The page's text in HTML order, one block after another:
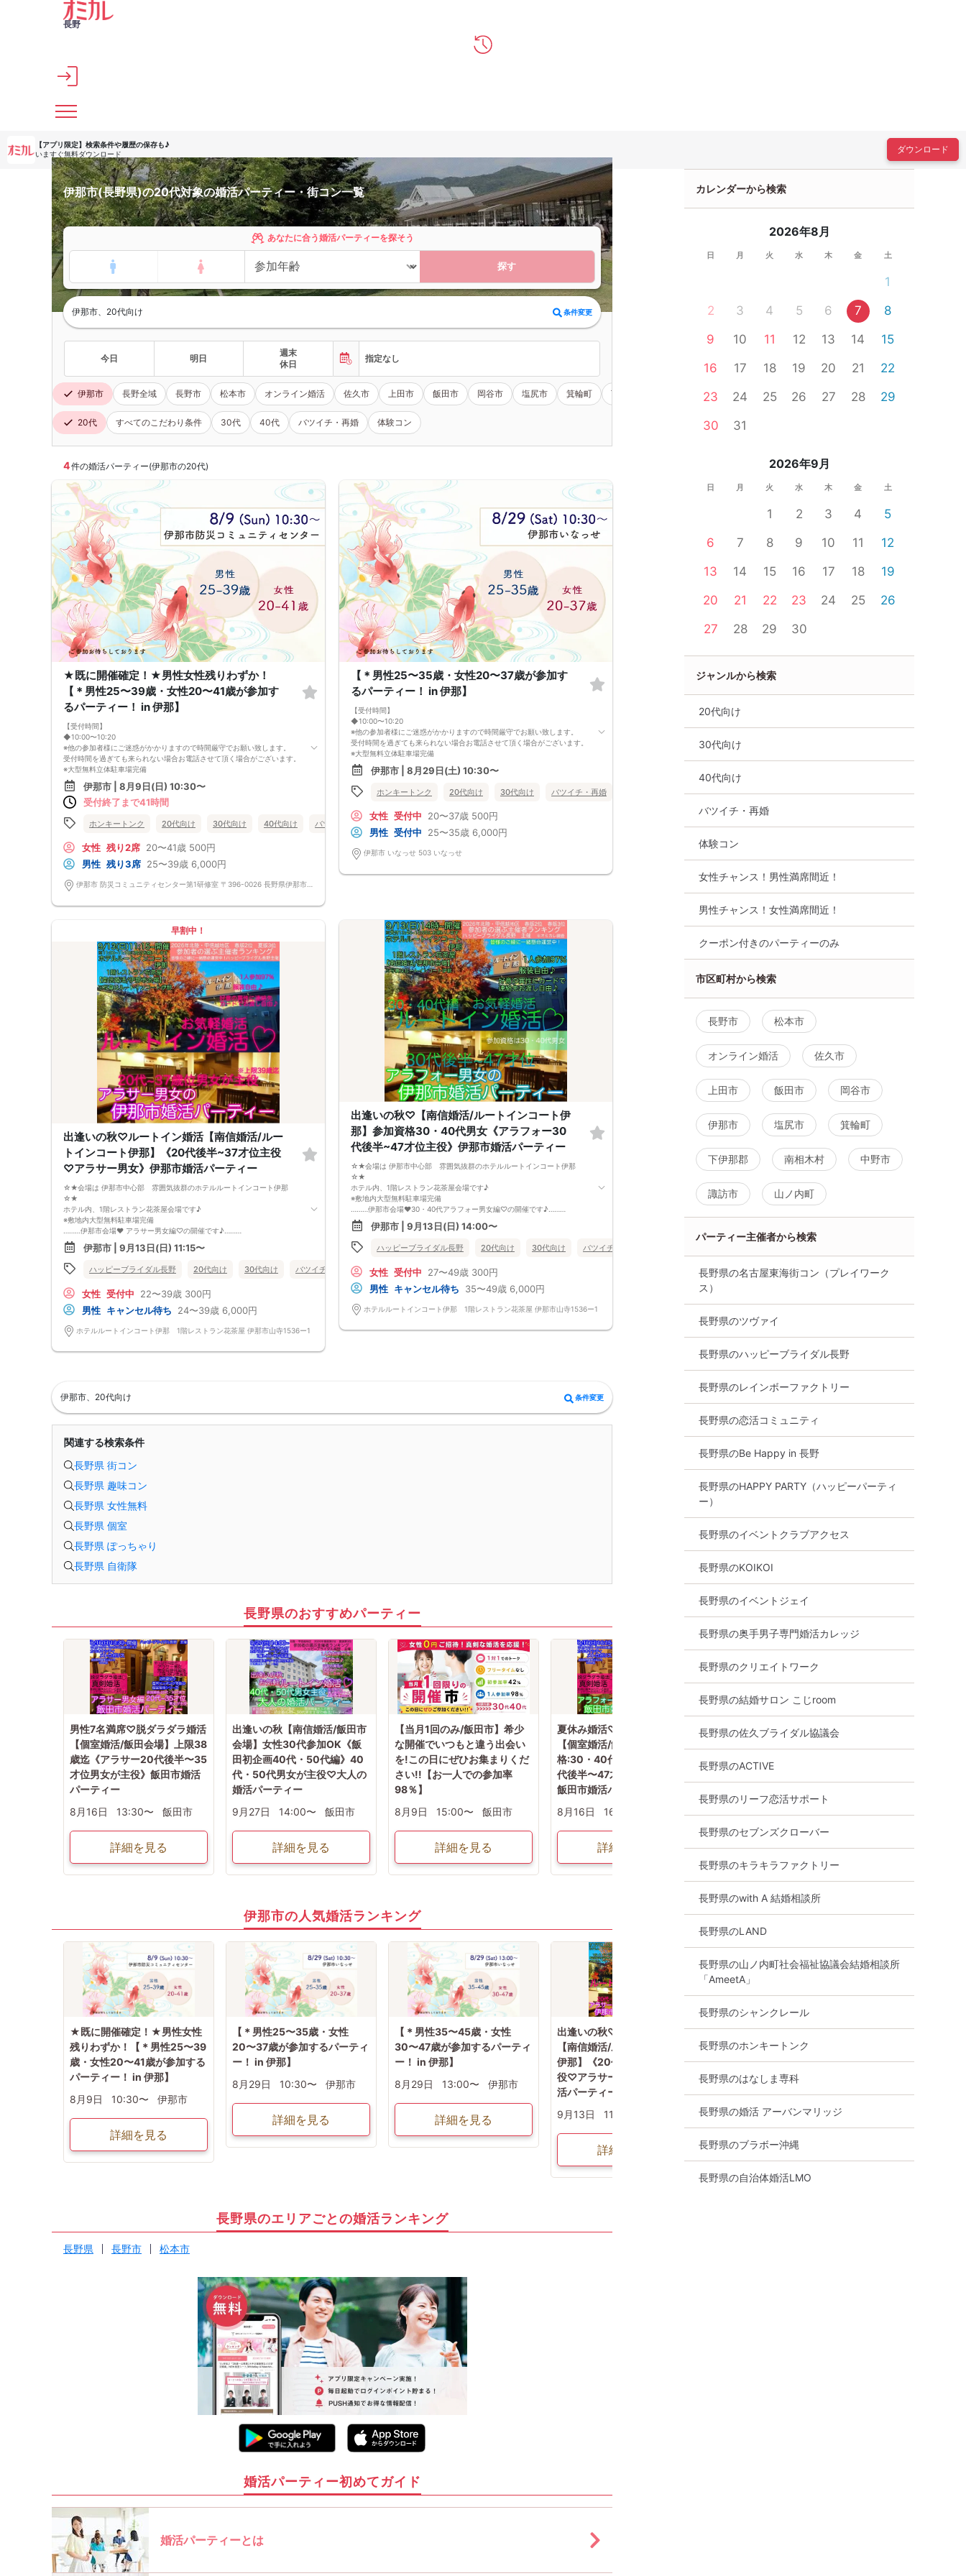
メインコンテンツへスキップ
長野
【アプリ限定】 検索条件や履歴の保存も♪
いますぐ無料ダウンロード
ダウンロード
伊那市(長野県)の20代対象の婚活パーティー・街コン一覧
あなたに合う婚活パーティーを探そう
探す
伊那市、20代向け 条件変更
今日 明日
週末
休日
指定なし
伊那市 長野全域 長野市 松本市 オンライン婚活 佐久市 上田市 飯田市 岡谷市 塩尻市 箕輪町 下伊那郡 中野市 諏訪市 山ノ内町
20代 すべてのこだわり条件 30代 40代 バツイチ・再婚 体験コン
4件の婚活パーティー(伊那市の20代)
★既に開催確定！★男性女性残りわずか！
【＊男性25〜39歳・女性20〜41歳が参加す
るパーティー！ in 伊那】
【受付時間】
◆10:00〜10:20
※他の参加者様にご迷惑がかかりますので時間厳守でお願い致します。
受付時間を過ぎても来られない場合お電話させて頂く場合がございます。
※大型無料立体駐車場完備
【最低遂行人数】
3：3 (〜 8：8まで 応募者多数の場合９：９まで)
【男女の人数差】
い合わせはご遠慮下さい。
了承下さい。
【飲食】
あり（ドリンク・お菓子）
開催前日の22:00までに最少催行人数に満たない場合
い。
・ー・ー・《ご注意・ご確認事項》・ー・ー・
◆カップル発表は、見事マッチングした方のみ、当日中にメールまたはお
電話にてご連絡致します。その際に連絡先交換となります。
・受付時に身分証明書の提示をお願いします。
・参加料のお支払いは現金のみです。
・マスク着用は任意とさせて頂きます。
・終了時間が参加人数によりオーバーする場合がございます。
・当社男性会員に限り対象年齢＋２歳まで参加する場合がございます。
・入会の無理な勧誘は致しません。
・以前トラブルなどを起こした方など、当方が不適切とみなした方は、ご
参加をお断りする場合がございます。
予めご了承ください。
・日時、開催場所をよくご確認の上お申込みください。
注）男性は申し込み時点から・女性は2日前キャンセル料金が発生しま
●○●○●さあ、新しい人生の扉を開けて下さい！ 運命の人があなたを待
ってます！●○●○●
伊那市 | 8月9日(日) 10:30〜
受付終了まで41時間
ホンキートンク 20代向け 30代向け 40代向け バツイチ・再婚 長野県
女性 残り2席 20〜41歳 500円
男性 残り3席 25〜39歳 6,000円
伊那市 防災コミュニティセンター第1研修室 〒396-0026 長野県伊那市西町5824番地−１
【＊男性25〜35歳・女性20〜37歳が参加す
るパーティー！ in 伊那】
【受付時間】
◆10:00〜10:20
※他の参加者様にご迷惑がかかりますので時間厳守でお願い致します。
受付時間を過ぎても来られない場合お電話させて頂く場合がございます。
※大型無料立体駐車場完備
【最低遂行人数】
3：3 (〜 8：8まで 応募者多数の場合９：９まで)
【男女の人数差】
±1～2名！よって、異常な男女比率は発生しませんので、参加人数のお問
※人数は当日キャンセル発生により変更になる場合がございます。予めご
了承下さい。
【飲食】
あり（ドリンク・お菓子）
【中止判断タイミング】
◆カップル発表は、見事マッチングした方のみ、当日中にメールまたはお
電話にてご連絡致します。その際に連絡先交換となります。
・受付時に身分証明書の提示をお願いします。
・参加料のお支払いは現金のみです。
・マスク着用は任意とさせて頂きます。
・終了時間が参加人数によりオーバーする場合がございます。
・当社男性会員に限り対象年齢＋２歳まで参加する場合がございます。
・入会の無理な勧誘は致しません。
・以前トラブルなどを起こした方など、当方が不適切とみなした方は、ご
参加をお断りする場合がございます。
予めご了承ください。
・日時、開催場所をよくご確認の上お申込みください。
注）男性は申し込み時点から・女性は2日前キャンセル料金が発生しま
●○●○●さあ、新しい人生の扉を開けて下さい！ 運命の人があなたを待
ってます！●○●○●
伊那市 | 8月29日(土) 10:30〜
ホンキートンク 20代向け 30代向け バツイチ・再婚 伊那市
女性 受付中 20〜37歳 500円
男性 受付中 25〜35歳 6,000円
伊那市 いなっせ 503 いなっせ
早割中！
出逢いの秋♡ルートイン婚活【南信婚活/ルー
トインコート伊那】《20代後半~37才位主役
♡アラサー男女》伊那市婚活パーティー
☆★会場は 伊那市中心部 雰囲気抜群のホテルルートインコート伊那
☆★
ホテル内、1階レストラン花茶屋会場です♪
※敷地内大型無料駐車場完備
………伊那市会場❤️ アラサー男女編♡の開催です♪………
今回のパーティーコンセプトは『今年中に素敵な恋人を見つけよう。。
♡』
9月日曜開催✨出逢いの秋に素敵なアラサー男女が集まる婚活パーティー
の開催です
気楽に参加できる『ルートイン婚活』お見逃しなく！
全員にスイーツ詰め合わせ♪参加賞付き
お気軽婚活パーティー
@一人参加率95%(もちろんグループ参加も大歓迎です)
@服装自由♪
男性26~37才位/女性24~37才位がメイン 対象年齢以下も参加OK(上限
は39才迄が参加資格)
※男性は安定した収入のある社会人男性
※婚歴(初婚・再婚希望)は問いません
※良いご縁があれば結婚に前向きな独身男女
☆★フリータイム無し☆ストレス無し！☆★
※当日の参加人数にて持ち時間・方式は決定致します
早割①女性300円の参加費→現在の表示価格にて参加費決定です！
※早割終了後は早割②1000円になります
【注意事項】
@飲食→無し/ミネラルウォーターorお茶のみ1本サービス♪
@現在の人数のお問い合わせは、ルールにて回答出来ないのでご遠慮下さ
い
※男女比率±2名以内調整・異常な男女比率は御座いません
場合
@伊那地区には2つホテルルートインあります。国道沿いのスシローさん
【キャンセル規約】
注意事項→オミカレシステム上、よくある「誤って予約した」「予約後す
ぐにキャンセルした」の理由でもキャンセル料対象だとキャンセル料が発
生します。お間違いがないか日程を今一度ご確認のうえエントリーして下
★男性キャンセル規約★
予約後のキャンセルは予約した時点より下記のキャンセル料が発生します
予約時~2日前迄は一律キャンセル料2000円
イベント前日3000円・イベント当日5000円
★女性キャンセル規約★
予約後のキャンセルはイベント開催日の3日前迄はキャンセル料無料【例:
日曜のパーティ予約→木曜PM23:59迄は無料】
※女性初参加者様へ→初参加(当社参加履歴無し)よりキャンセルの場合は
無料キャンセル期間でもキャンセル料1500円
イベント2日前・前日2000円・イベント当日3000円
伊那市 | 9月13日(日) 11:15〜
ハッピーブライダル長野 20代向け 30代向け バツイチ・再婚 長野県 伊那市
女性 受付中 22〜39歳 300円
男性 キャンセル待ち 24〜39歳 6,000円
ホテルルートインコート伊那 1階レストラン花茶屋 伊那市山寺1536ー1
出逢いの秋♡【南信婚活/ルートインコート伊
那】参加資格30・40代男女《アラフォー30
代後半~47才位主役》伊那市婚活パーティー
☆★会場は 伊那市中心部 雰囲気抜群のホテルルートインコート伊那
☆★
ホテル内、1階レストラン花茶屋会場です♪
※敷地内大型無料駐車場完備
………伊那市会場❤️30・40代アラフォー男女編♡の開催です♪………
今回のパーティーコンセプトは『今年中に素敵な恋人を見つけよう。。
♡』
9月日曜開催✨出逢いの秋に素敵なアラフォー男女が集まる婚活パーティ
ーの開催です
気楽に参加できる『ルートイン婚活』お見逃しなく！
全員にスイーツ詰め合わせ♪参加賞付き
お気軽婚活パーティー
@一人参加率95%(もちろんグループ参加も大歓迎です)
@服装自由♪
※良いご縁があれば結婚に前向きな独身男女
☆★フリータイム無し☆ストレス無し！☆★
@伊那地区には2つホテルルートインあります。国道沿いのスシローさん
【キャンセル規約】
注意事項→オミカレシステム上、よくある「誤って予約した」「予約後す
ぐにキャンセルした」の理由でもキャンセル料対象だとキャンセル料が発
生します。お間違いがないか日程を今一度ご確認のうえエントリーして下
さい
★男性キャンセル規約★
予約後のキャンセルは予約した時点より下記のキャンセル料が発生します
予約時~2日前迄は一律キャンセル料2000円
イベント前日3000円・イベント当日5000円
★女性キャンセル規約★
予約後のキャンセルはイベント開催日の3日前迄はキャンセル料無料【例:
日曜のパーティ予約→木曜PM23:59迄は無料】
※女性初参加者様へ→初参加(当社参加履歴無し)よりキャンセルの場合は
無料キャンセル期間でもキャンセル料1500円
イベント2日前・前日2000円・イベント当日3000円
伊那市 | 9月13日(日) 14:00〜
ハッピーブライダル長野 20代向け 30代向け バツイチ・再婚
女性 受付中 27〜49歳 300円
男性 キャンセル待ち 35〜49歳 6,000円
ホテルルートインコート伊那 1階レストラン花茶屋 伊那市山寺1536ー1
伊那市、20代向け 条件変更
関連する検索条件
長野県 街コン
長野県 趣味コン
長野県 女性無料
長野県 個室
長野県 ぽっちゃり
長野県 自衛隊
長野県のおすすめパーティー
男性7名満席♡脱ダラダラ婚活
【個室婚活/飯田会場】上限38
歳迄《アラサー20代後半〜35
才位男女が主役》飯田市婚活
パーティー
8月16日
13:30〜 飯田市
詳細を見る
出逢いの秋【南信婚活/飯田市
会場】女性30代参加OK《飯
田初企画40代・50代編》40
代・50代男女が主役♡大人の
婚活パーティー
9月27日
14:00〜 飯田市
詳細を見る
【当月1回のみ/飯田市】希少
な開催でいつもと違う出会い
を!この日にぜひお集まりくだ
さい!!【お一人での参加率
98％】
8月9日
15:00〜 飯田市
詳細を見る
夏休み婚活♡脱ダラダラ婚活
【個室婚活/飯田会場】資
格:30・40代《アラフォー30
代後半〜47才位男女が主役》
飯田市婚活パーティー
8月16日
16:15〜
詳細を見る
出逢いの秋【南信婚活/飯田市
サー男女20代~37歳位主役》
飯田市婚活パーティー
9月27日
11:15〜 飯田市
詳細を見る
伊那市の人気婚活ランキング
★既に開催確定！★男性女性
残りわずか！【＊男性25〜39
歳・女性20〜41歳が参加する
パーティー！ in 伊那】
8月9日
10:30〜 伊那市
詳細を見る
【＊男性25〜35歳・女性
20〜37歳が参加するパーティ
ー！ in 伊那】
8月29日
10:30〜 伊那市
詳細を見る
【＊男性35〜45歳・女性
30〜47歳が参加するパーティ
ー！ in 伊那】
8月29日
13:00〜 伊那市
詳細を見る
出逢いの秋♡ルートイン婚活
【南信婚活/ルートインコート
伊那】《20代後半~37才位主
役♡アラサー男女》伊那市婚
活パーティー
9月13日
11:15〜
詳細を見る
出逢いの秋♡【南信婚活/ルー
トインコート伊那】参加資格
30・40代男女《アラフォー
30代後半~47才位主役》伊那
市婚活パーティー
9月13日
14:00〜 伊那市
詳細を見る
長野県のエリアごとの婚活ランキング
長野県 長野市 松本市
婚活パーティー初めてガイド
婚活パーティーとは
カレンダーから検索
2026年8月
日 月 火 水 木 金 土
1
2
3 4 5 6 7
8
9
10 11 12 13 14
15
16
17 18 19 20 21
22
23
24 25 26 27 28
29
30
31
2026年9月
日 月 火 水 木 金 土
1 2 3 4
5
6
7 8 9 10 11
12
13
14 15 16 17 18
19
20
21 22 23 24 25
26
27
28 29 30
ジャンルから検索
20代向け
30代向け
40代向け
バツイチ・再婚
体験コン
女性チャンス！男性満席間近！
男性チャンス！女性満席間近！
クーポン付きのパーティーのみ
市区町村から検索
長野市 松本市
オンライン婚活 佐久市
上田市 飯田市 岡谷市
伊那市 塩尻市 箕輪町
下伊那郡 南相木村 中野市
諏訪市 山ノ内町
パーティー主催者から検索
長野県の名古屋東海街コン（プレイワーク
ス）
長野県のツヴァイ
長野県のハッピーブライダル長野
長野県のレインボーファクトリー
長野県の恋活コミュニティ
長野県のBe Happy in 長野
長野県のHAPPY PARTY（ハッピーパーティ
ー）
長野県のイベントクラブアクセス
長野県のKOIKOI
長野県のイベントジェイ
長野県の奥手男子専門婚活カレッジ
長野県のクリエイトワーク
長野県の結婚サロン こじroom
長野県の佐久ブライダル協議会
長野県のACTIVE
長野県のリーフ恋活サポート
長野県のセブンズクローバー
長野県のキラキラファクトリー
長野県のwith A 結婚相談所
長野県のLAND
長野県の山ノ内町社会福祉協議会結婚相談所
「AmeetA」
長野県のシャンクレール
長野県のホンキートンク
長野県のはなしま専科
長野県の婚活 アーバンマリッジ
長野県のブラボー沖縄
長野県の自治体婚活LMO